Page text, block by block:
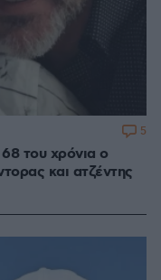
του χρόνια ο
και ατζέντης
5